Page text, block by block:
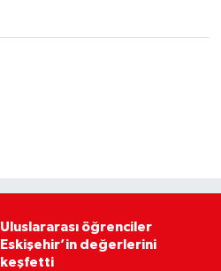
Uluslararası öğrenciler
Eskişehir’in değerlerini
keşfetti